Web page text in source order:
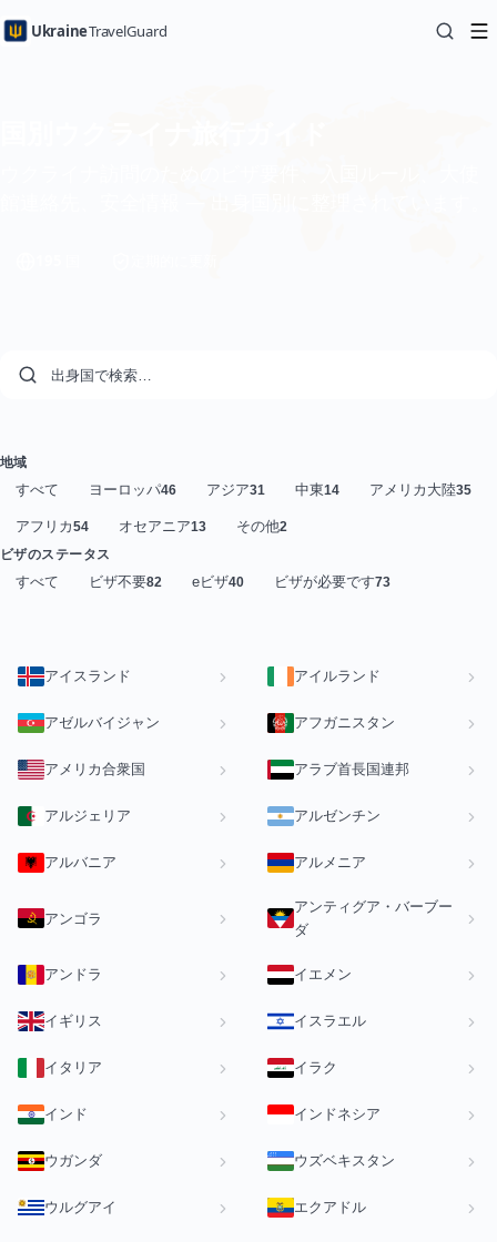
UkraineTravelGuard
国を絞り込む
地域
すべて
ヨーロッパ46 アジア31 中東14 アメリカ大陸35
アフリカ54 オセアニア13 その他2
ビザのステータス
すべて
ビザ不要82 eビザ40 ビザが必要です73
アイスランド アイルランド
アゼルバイジャン アフガニスタン
アメリカ合衆国 アラブ首長国連邦
アルジェリア アルゼンチン
アルバニア アルメニア
アンゴラ
アンティグア・バーブー
ダ
アンドラ イエメン
イギリス イスラエル
イタリア イラク
インド インドネシア
ウガンダ ウズベキスタン
ウルグアイ エクアドル